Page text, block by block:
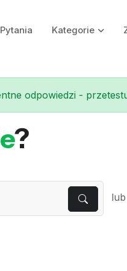
Pytania Kategorie
odpowiedzi -
?
lub